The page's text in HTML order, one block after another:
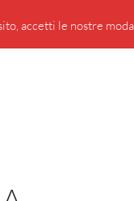
BORSOI
accetti le nostre